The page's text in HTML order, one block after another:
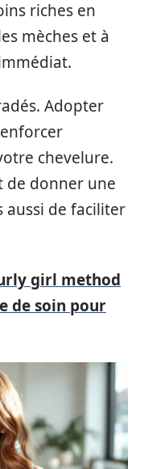
riches en
mèches et à
Adopter
chevelure.
de donner une
aussi de faciliter
girl method
de soin pour